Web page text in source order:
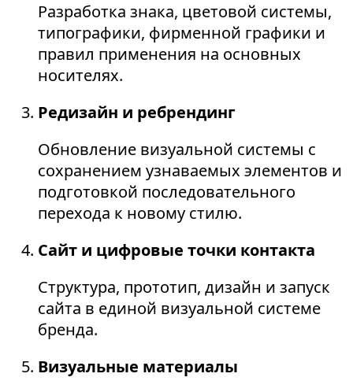
Разработка знака, цветовой системы,
типографики, фирменной графики и
правил применения на основных
носителях.
Редизайн и ребрендинг
Обновление визуальной системы с
сохранением узнаваемых элементов и
подготовкой последовательного
перехода к новому стилю.
Сайт и цифровые точки контакта
Структура, прототип, дизайн и запуск
сайта в единой визуальной системе
бренда.
Визуальные материалы